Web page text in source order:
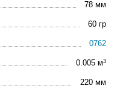
78 мм
60 гр
0762
0.005 м3
220 мм